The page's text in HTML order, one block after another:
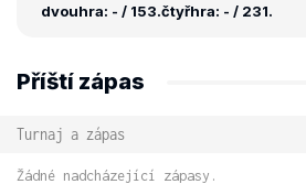
dvouhra: - / 153.čtyřhra: - / 231.
Příští zápas
Turnaj a zápas
Žádné nadcházející zápasy.